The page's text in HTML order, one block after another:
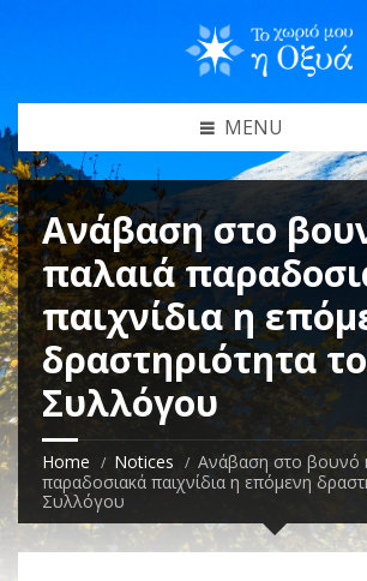
MENU
Ανάβαση στο
παλαιά
παιχνίδια η
δραστηριότητα
Συλλόγου
Home Notices
Ανάβαση στο βουνό
παραδοσιακά παιχνίδια η επόμενη
Συλλόγου